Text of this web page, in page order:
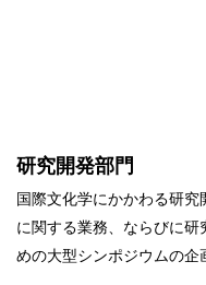
研究開発部門
国際文化学にかかわる研
に関する業務、ならびに
めの大型シンポジウムの企